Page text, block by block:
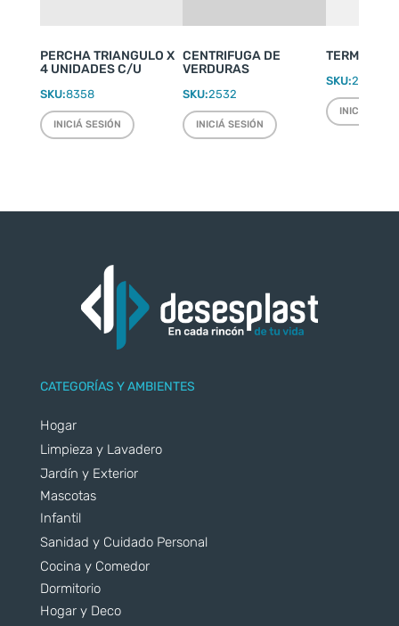
PERCHA TRIANGULO X
4 UNIDADES C/U
SKU:8358
INICIÁ SESIÓN
CENTRIFUGA DE
VERDURAS
SKU:2532
INICIÁ SESIÓN
TERMO
SKU:2220
INICIÁ
CATEGORÍAS Y AMBIENTES
Hogar
Limpieza y Lavadero
Jardín y Exterior
Mascotas
Infantil
Sanidad y Cuidado Personal
Cocina y Comedor
Dormitorio
Hogar y Deco